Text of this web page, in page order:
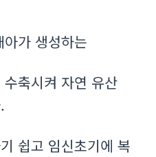
가 생성하는
축시켜 자연 유산
쉽고 임신초기에 복